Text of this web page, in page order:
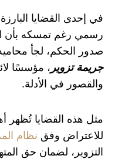
في إحدى القضايا
رسمي رغم تمسكه بأن
صدور الحكم، لجأ
جريمة تزوير ، مؤسسًا
والقصور في الأدلة.
مثل هذه القضايا تُظهر
للاعتراض وفق نظام
التزوير، لضمان حق